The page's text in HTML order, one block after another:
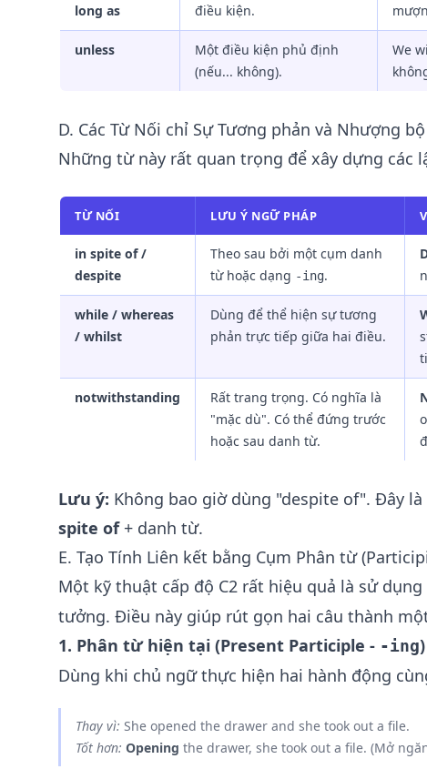
long as
điều kiện.
unless
Một điều kiện phủ định
(nếu... không).
We
D. Các Từ Nối chỉ Sự Tương phản và Nhượng bộ
Những từ này rất quan trọng để xây dựng các
TỪ NỐI LƯU Ý NGỮ PHÁP
in spite of /
despite
Theo sau bởi một cụm danh
từ hoặc dạng -ing.
while / whereas
/ whilst
Dùng để thể hiện sự tương
phản trực tiếp giữa hai điều.
notwithstanding
Rất trang trọng. Có nghĩa là
"mặc dù". Có thể đứng trước
hoặc sau danh từ.
Lưu ý: Không bao giờ dùng "despite of". Đây
spite of+ danh từ.
E. Tạo Tính Liên kết bằng Cụm Phân từ
Một kỹ thuật cấp độ C2 rất hiệu quả là sử
tưởng. Điều này giúp rút gọn hai câu thành
1. Phân từ hiện tại (Present Participle - -ing)
Dùng khi chủ ngữ thực hiện hai hành động
Thay vì: She opened the drawer and she took out a file.
Tốt hơn: Opening the drawer, she took out a file. (Mở